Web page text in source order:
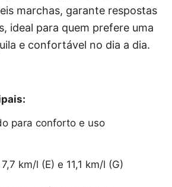
marchas, garante respostas
ideal para quem prefere uma
e confortável no dia a dia.
para conforto e uso
km/l (E) e 11,1 km/l (G)